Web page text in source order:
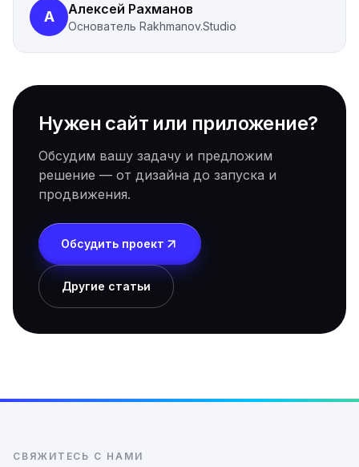
А Алексей Рахманов
Основатель Rakhmanov.Studio
Нужен сайт или приложение?
Обсудим вашу задачу и предложим
решение — от дизайна до запуска и
продвижения.
Обсудить проект
Другие статьи
СВЯЖИТЕСЬ С НАМИ